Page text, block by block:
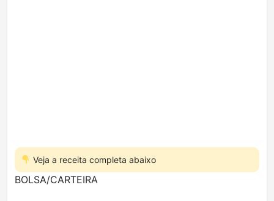
Veja a receita completa abaixo
BOLSA/CARTEIRA